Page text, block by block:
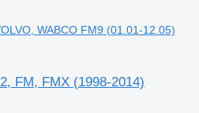
WABCO FM9 (01.01-12.05)
FM, FMX (1998-2014)